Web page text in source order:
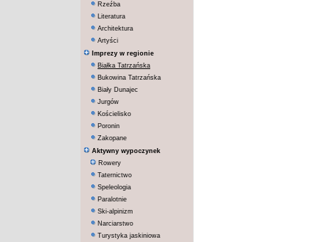
Rzeźba
Literatura
Architektura
Artyści
Imprezy w regionie
Białka Tatrzańska
Bukowina Tatrzańska
Biały Dunajec
Jurgów
Kościelisko
Poronin
Zakopane
Aktywny wypoczynek
Rowery
Taternictwo
Speleologia
Paralotnie
Ski-alpinizm
Narciarstwo
Turystyka jaskiniowa